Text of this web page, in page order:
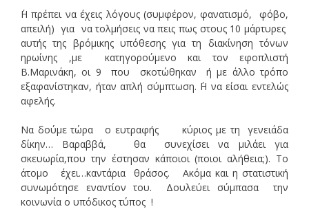
΄Η πρέπει να έχεις λόγους (συμφέρον, φανατισμό, φόβο,
απειλή) για να τολμήσεις να πεις πως στους 10 μάρτυρες
αυτής της βρόμικης υπόθεσης για τη διακίνηση τόνων
ηρωίνης ,με κατηγορούμενο και τον εφοπλιστή
Β.Μαρινάκη, οι 9 που σκοτώθηκαν ή με άλλο τρόπο
εξαφανίστηκαν, ήταν απλή σύμπτωση. ΄Η να είσαι εντελώς
αφελής.
Να δούμε τώρα ο ευτραφής κύριος με τη γενειάδα
δίκην… Βαραββά, θα συνεχίσει να μιλάει για
σκευωρία,που την έστησαν κάποιοι (ποιοι αλήθεια;). Το
άτομο έχει…καντάρια θράσος. Ακόμα και η στατιστική
συνωμότησε εναντίον του. Δουλεύει σύμπασα την
κοινωνία ο υπόδικος τύπος !